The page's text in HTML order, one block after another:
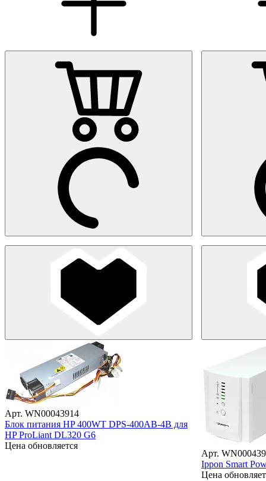
Арт. WN00043914
Блок питания HP 400WT DPS-400AB-4B для
HP ProLiant DL320 G6
Цена обновляется
Арт.
Ippon Smart
Цена